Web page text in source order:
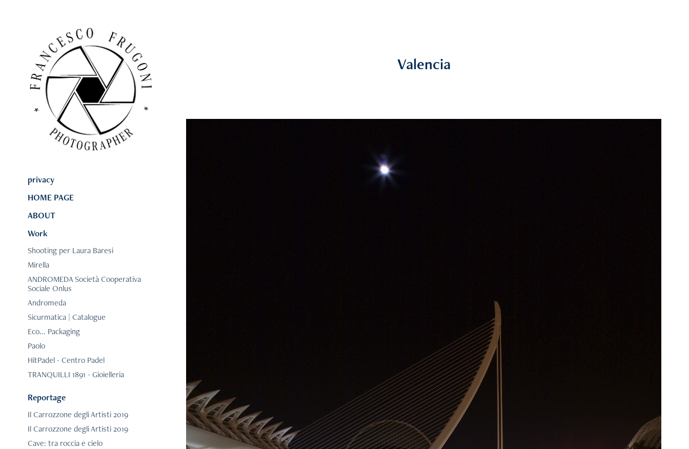
privacy
HOME PAGE
ABOUT
Work
Shooting per Laura Baresi
Mirella
ANDROMEDA Società Cooperativa
Sociale Onlus
Andromeda
Sicurmatica | Catalogue
Eco... Packaging
Paolo
HitPadel - Centro Padel
TRANQUILLI 1891 - Gioielleria
Reportage
Il Carrozzone degli Artisti 2019
Il Carrozzone degli Artisti 2019
Cave: tra roccia e cielo
Valencia